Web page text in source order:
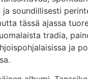
soundillisesti
tässä ajassa
tradia,
ja